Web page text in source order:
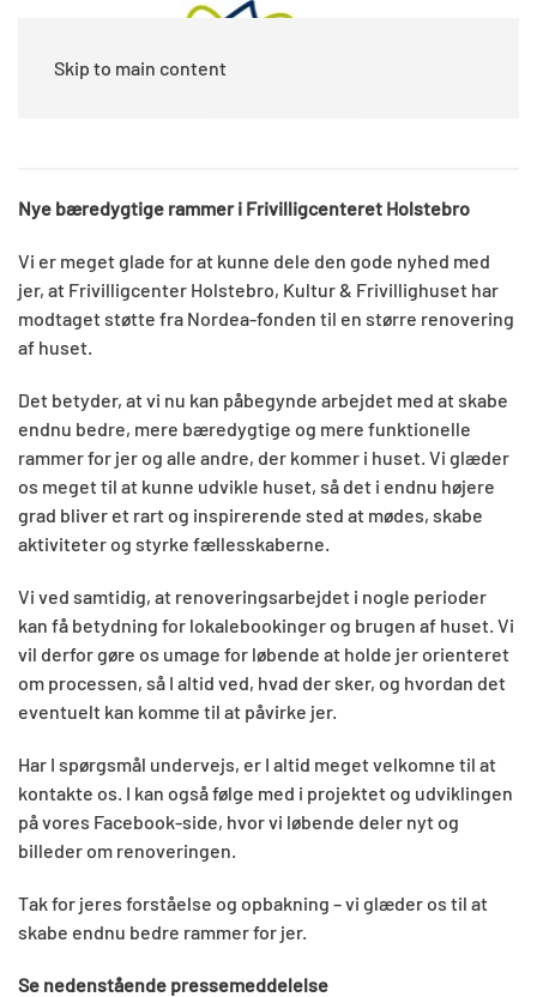
Skip to main content
Nye bæredygtige rammer i Frivilligcenteret Holstebro
Vi er meget glade for at kunne dele den gode nyhed med
jer, at Frivilligcenter Holstebro, Kultur & Frivillighuset har
modtaget støtte fra Nordea-fonden til en større renovering
af huset.
Det betyder, at vi nu kan påbegynde arbejdet med at skabe
endnu bedre, mere bæredygtige og mere funktionelle
rammer for jer og alle andre, der kommer i huset. Vi glæder
os meget til at kunne udvikle huset, så det i endnu højere
grad bliver et rart og inspirerende sted at mødes, skabe
aktiviteter og styrke fællesskaberne.
Vi ved samtidig, at renoveringsarbejdet i nogle perioder
kan få betydning for lokalebookinger og brugen af huset. Vi
vil derfor gøre os umage for løbende at holde jer orienteret
om processen, så I altid ved, hvad der sker, og hvordan det
eventuelt kan komme til at påvirke jer.
Har I spørgsmål undervejs, er I altid meget velkomne til at
kontakte os. I kan også følge med i projektet og udviklingen
på vores Facebook-side, hvor vi løbende deler nyt og
billeder om renoveringen.
Tak for jeres forståelse og opbakning – vi glæder os til at
skabe endnu bedre rammer for jer.
Se nedenstående pressemeddelelse